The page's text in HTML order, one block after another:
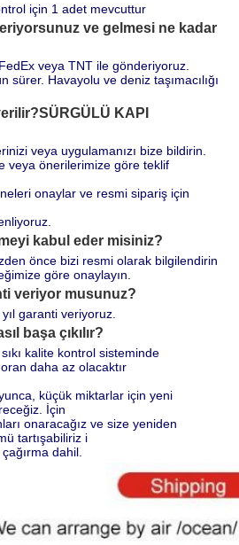
için 1 adet mevcuttur
ve gelmesi ne kadar
veya TNT ile gönderiyoruz.
sürer. Havayolu ve deniz taşımacılığı
SÜRGÜLÜ KAPI
veya uygulamanızı bize bildirin.
veya önerilerimize göre teklif
onaylar ve resmi sipariş için
kabul eder misiniz?
önce bizi resmi olarak bilgilendirin
göre onaylayın.
veriyor musunuz?
garanti veriyoruz.
başa çıkılır?
kalite kontrol sisteminde
daha az olacaktır
küçük miktarlar için yeni
İçin
onaracağız ve size yeniden
tartışabiliriz i
dahil.